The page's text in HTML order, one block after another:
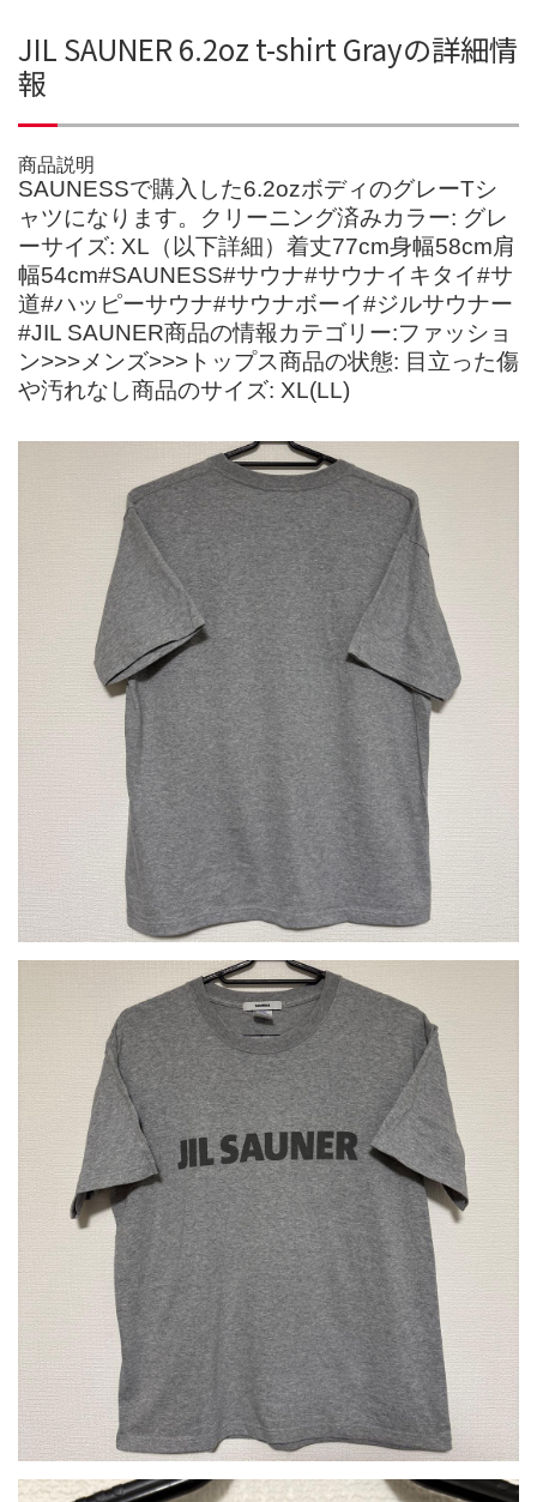
JIL SAUNER 6.2oz t-shirt Grayの詳細情
報
商品説明
SAUNESSで購入した6.2ozボディのグレーTシ
ャツになります。クリーニング済みカラー: グレ
ーサイズ: XL（以下詳細）着丈77cm身幅58cm肩
幅54cm#SAUNESS#サウナ#サウナイキタイ#サ
道#ハッピーサウナ#サウナボーイ#ジルサウナー
#JIL SAUNER商品の情報カテゴリー:ファッショ
ン>>>メンズ>>>トップス商品の状態: 目立った傷
や汚れなし商品のサイズ: XL(LL)